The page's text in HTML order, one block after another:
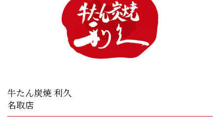
牛たん炭焼 利久
名取店